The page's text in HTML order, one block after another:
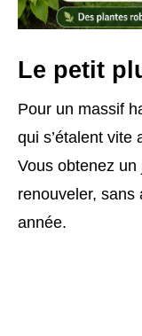
Le petit
Pour un massif
qui s’étalent vite
Vous obtenez
renouveler, sans
année.